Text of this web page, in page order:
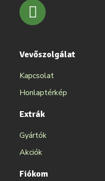
Vevőszolgálat
Kapcsolat
Honlaptérkép
Extrák
Gyártók
Akciók
Fiókom